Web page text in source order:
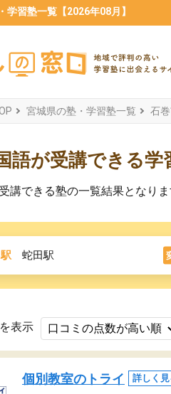
習塾一覧【2026年08月】
宮城県の塾・学習塾一覧 石
語が受講できる学
講できる塾の一覧結果となり
蛇田駅
表示
個別教室のトライ 詳しく見